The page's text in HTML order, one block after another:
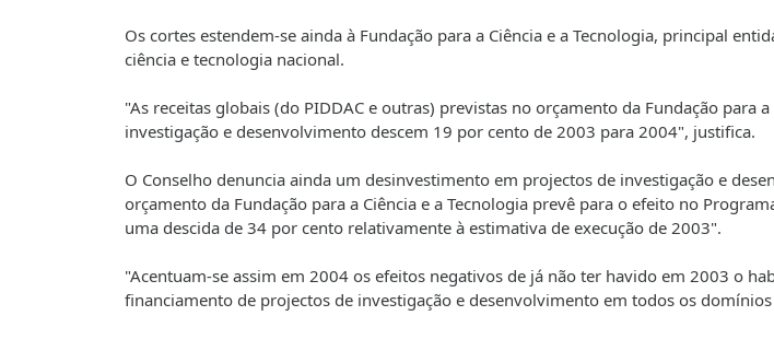
Os cortes estendem-se ainda à Fundação para a Ciência e a Tecnologia, principal
ciência e tecnologia nacional.
"As receitas globais (do PIDDAC e outras) previstas no orçamento da Fundação para
investigação e desenvolvimento descem 19 por cento de 2003 para 2004", justifica.
O Conselho denuncia ainda um desinvestimento em projectos de investigação e
orçamento da Fundação para a Ciência e a Tecnologia prevê para o efeito no
uma descida de 34 por cento relativamente à estimativa de execução de 2003".
"Acentuam-se assim em 2004 os efeitos negativos de já não ter havido em 2003 o
financiamento de projectos de investigação e desenvolvimento em todos os